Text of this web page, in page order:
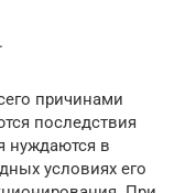
причинами
последствия
нуждаются в
условиях его